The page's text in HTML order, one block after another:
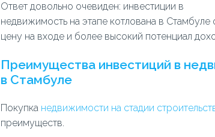
Ответ довольно очевиден: инвестиции в
недвижимость на этапе котлована в
цену на входе и более высокий потенциал
Преимущества инвестиций в
в Стамбуле
Покупка недвижимости на стадии
преимуществ.